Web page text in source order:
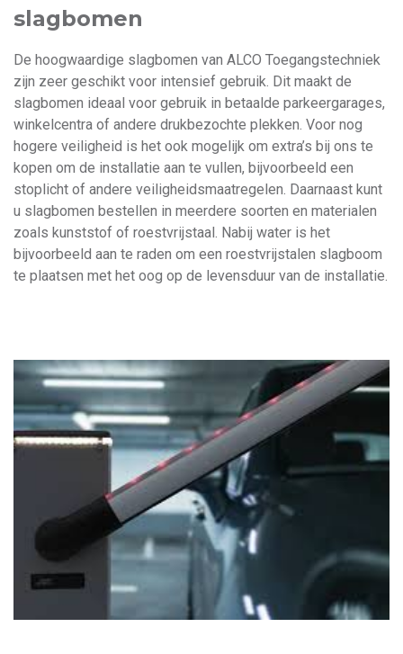
slagbomen
De hoogwaardige slagbomen van ALCO Toegangstechniek
zijn zeer geschikt voor intensief gebruik. Dit maakt de
slagbomen ideaal voor gebruik in betaalde parkeergarages,
winkelcentra of andere drukbezochte plekken. Voor nog
hogere veiligheid is het ook mogelijk om extra’s bij ons te
kopen om de installatie aan te vullen, bijvoorbeeld een
stoplicht of andere veiligheidsmaatregelen. Daarnaast kunt
u slagbomen bestellen in meerdere soorten en materialen
zoals kunststof of roestvrijstaal. Nabij water is het
bijvoorbeeld aan te raden om een roestvrijstalen slagboom
te plaatsen met het oog op de levensduur van de installatie.